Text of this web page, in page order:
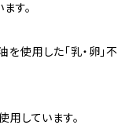
す。
使用した「乳・卵」不
用しています。